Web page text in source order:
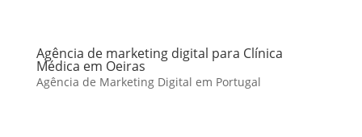
Agência de marketing digital para Clínica
Médica em Oeiras
Agência de Marketing Digital em Portugal